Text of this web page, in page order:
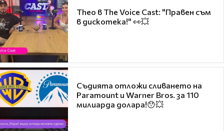
Theo в The Voice Cast: "Правен съм
в дискотека!" 👀💥
Съдията отложи сливането на
Paramount и Warner Bros. за 110
милиарда долара!😯💥